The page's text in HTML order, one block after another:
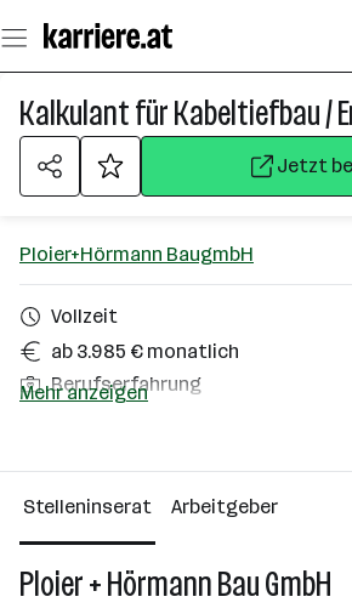
Seiteninhalt
springen
Jetzt
Ploier+Hörmann BaugmbH
Vollzeit
ab 3.985 € monatlich
Berufserfahrung
101 - 500 Mitarbeiter*innen
Mehr anzeigen
Stelleninserat Arbeitgeber
Ploier + Hörmann Bau GmbH